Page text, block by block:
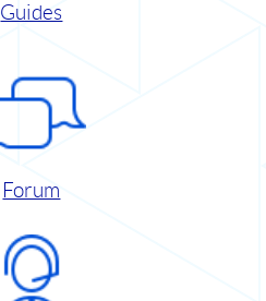
Guides
Forum